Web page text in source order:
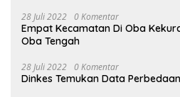
28 Juli 2022 0 Komentar
Empat Kecamatan Di Oba
Oba Tengah
28 Juli 2022 0 Komentar
Dinkes Temukan Data